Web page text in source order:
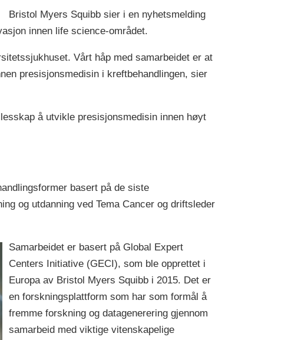
Bristol Myers Squibb sier i en nyhetsmelding
innen life science-området.
Vårt håp med samarbeidet er at
presisjonsmedisin i kreftbehandlingen, sier
å utvikle presisjonsmedisin innen høyt
basert på de siste
og utdanning ved Tema Cancer og driftsleder
Samarbeidet er basert på Global Expert
Centers Initiative (GECI), som ble opprettet i
Europa av Bristol Myers Squibb i 2015. Det er
en forskningsplattform som har som formål å
fremme forskning og datagenerering gjennom
samarbeid med viktige vitenskapelige